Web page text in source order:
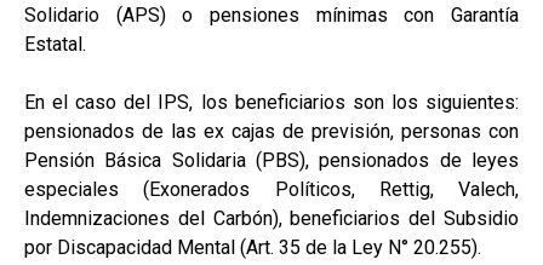
Solidario (APS) o pensiones mínimas con Garantía
Estatal.
En el caso del IPS, los beneficiarios son los siguientes:
pensionados de las ex cajas de previsión, personas con
Pensión Básica Solidaria (PBS), pensionados de leyes
especiales (Exonerados Políticos, Rettig, Valech,
Indemnizaciones del Carbón), beneficiarios del Subsidio
por Discapacidad Mental (Art. 35 de la Ley N° 20.255).